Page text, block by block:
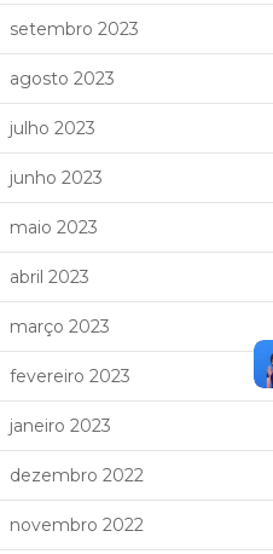
setembro 2023
agosto 2023
julho 2023
junho 2023
maio 2023
abril 2023
março 2023
fevereiro 2023
janeiro 2023
dezembro 2022
novembro 2022